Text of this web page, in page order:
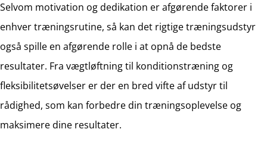
Selvom motivation og dedikation er afgørende faktorer i
enhver træningsrutine, så kan det rigtige træningsudstyr
også spille en afgørende rolle i at opnå de bedste
resultater. Fra vægtløftning til konditionstræning og
fleksibilitetsøvelser er der en bred vifte af udstyr til
rådighed, som kan forbedre din træningsoplevelse og
maksimere dine resultater.